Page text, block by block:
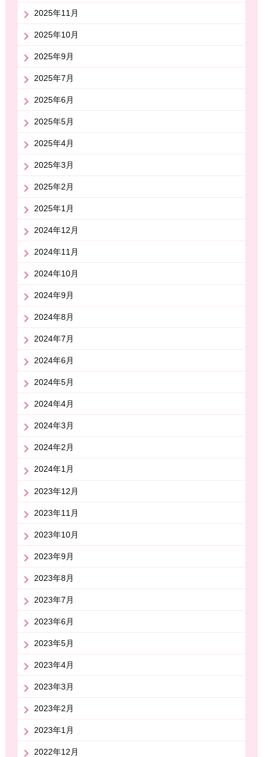
2025年11月
2025年10月
2025年9月
2025年7月
2025年6月
2025年5月
2025年4月
2025年3月
2025年2月
2025年1月
2024年12月
2024年11月
2024年10月
2024年9月
2024年8月
2024年7月
2024年6月
2024年5月
2024年4月
2024年3月
2024年2月
2024年1月
2023年12月
2023年11月
2023年10月
2023年9月
2023年8月
2023年7月
2023年6月
2023年5月
2023年4月
2023年3月
2023年2月
2023年1月
2022年12月